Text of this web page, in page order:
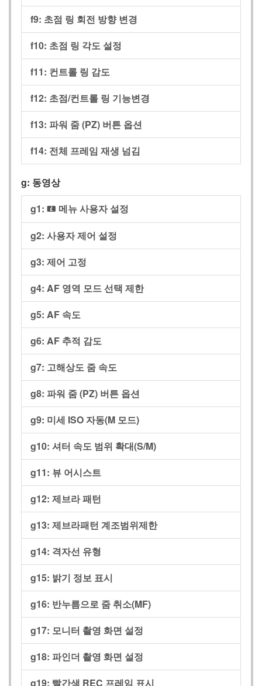
f9: 초점 링 회전 방향 변경
f10: 초점 링 각도 설정
f11: 컨트롤 링 감도
f12: 초점/컨트롤 링 기능변경
f13: 파워 줌 (PZ) 버튼 옵션
f14: 전체 프레임 재생 넘김
g: 동영상
g1: i 메뉴 사용자 설정
g2: 사용자 제어 설정
g3: 제어 고정
g4: AF 영역 모드 선택 제한
g5: AF 속도
g6: AF 추적 감도
g7: 고해상도 줌 속도
g8: 파워 줌 (PZ) 버튼 옵션
g9: 미세 ISO 자동(M 모드)
g10: 셔터 속도 범위 확대(S/M)
g11: 뷰 어시스트
g12: 제브라 패턴
g13: 제브라패턴 계조범위제한
g14: 격자선 유형
g15: 밝기 정보 표시
g16: 반누름으로 줌 취소(MF)
g17: 모니터 촬영 화면 설정
g18: 파인더 촬영 화면 설정
g19: 빨간색 REC 프레임 표시